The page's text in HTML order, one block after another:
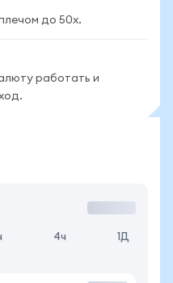
до 50x.
работать и
4ч 1Д